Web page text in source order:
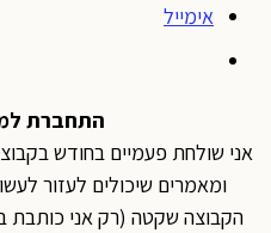
אימייל
התחברת
אני שולחת פעמיים בחודש
ומאמרים שיכולים לעזור
הקבוצה שקטה (רק אני כותבת